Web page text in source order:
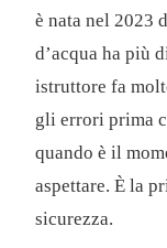
è nata nel 2023
d’acqua ha più
istruttore fa
gli errori prima
quando è il
aspettare. È la
sicurezza.